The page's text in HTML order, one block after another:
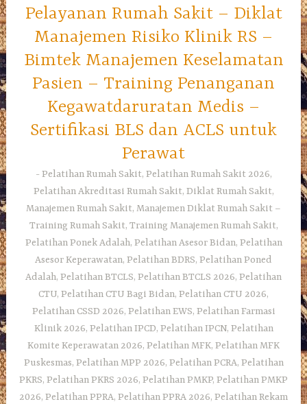
Pelayanan Rumah Sakit – Diklat
Manajemen Risiko Klinik RS –
Bimtek Manajemen Keselamatan
Pasien – Training Penanganan
Kegawatdaruratan Medis –
Sertifikasi BLS dan ACLS untuk
Perawat
Pelatihan Rumah Sakit, Pelatihan Rumah Sakit 2026,
Pelatihan Akreditasi Rumah Sakit, Diklat Rumah Sakit,
Manajemen Rumah Sakit, Manajemen Diklat Rumah Sakit –
Training Rumah Sakit, Training Manajemen Rumah Sakit,
Pelatihan Ponek Adalah, Pelatihan Asesor Bidan, Pelatihan
Asesor Keperawatan, Pelatihan BDRS, Pelatihan Poned
Adalah, Pelatihan BTCLS, Pelatihan BTCLS 2026, Pelatihan
CTU, Pelatihan CTU Bagi Bidan, Pelatihan CTU 2026,
Pelatihan CSSD 2026, Pelatihan EWS, Pelatihan Farmasi
Klinik 2026, Pelatihan IPCD, Pelatihan IPCN, Pelatihan
Komite Keperawatan 2026, Pelatihan MFK, Pelatihan MFK
Puskesmas, Pelatihan MPP 2026, Pelatihan PCRA, Pelatihan
PKRS, Pelatihan PKRS 2026, Pelatihan PMKP, Pelatihan PMKP
2026, Pelatihan PPRA, Pelatihan PPRA 2026, Pelatihan Rekam